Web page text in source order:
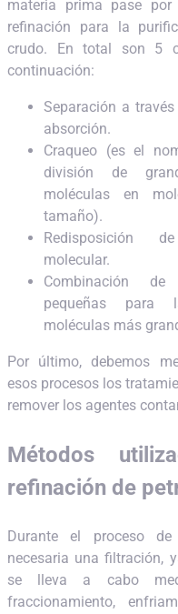
materia prima pase por
refinación para la
crudo. En total son 5
continuación:
Separación a
absorción.
Craqueo (es el
división de
moléculas en
tamaño).
Redisposición
molecular.
Combinación
pequeñas para
moléculas más
Por último, debemos
esos procesos los
remover los agentes
Métodos
refinación de
Durante el proceso
necesaria una filtración,
se lleva a cabo
fraccionamiento,